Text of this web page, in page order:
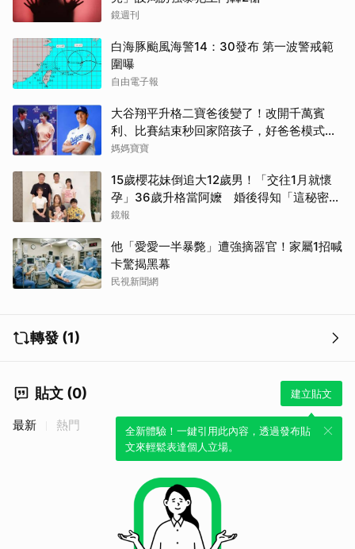
鏡週刊
白海豚颱風海警14：30發布 第一波警戒範
圍曝
自由電子報
大谷翔平升格二寶爸後變了！改開千萬賓
利、比賽結束秒回家陪孩子，好爸爸模式全
開
媽媽寶寶
15歲櫻花妹倒追大12歲男！「交往1月就懷
孕」36歲升格當阿嬤 婚後得知「這秘密」
傻眼了
鏡報
他「愛愛一半暴斃」遭強摘器官！家屬1招喊
卡驚揭黑幕
民視新聞網
轉發 (1)
貼文 (0) 建立貼文
全新體驗！一鍵引用此內容，透過發布貼
文來輕鬆表達個人立場。
最新 熱門